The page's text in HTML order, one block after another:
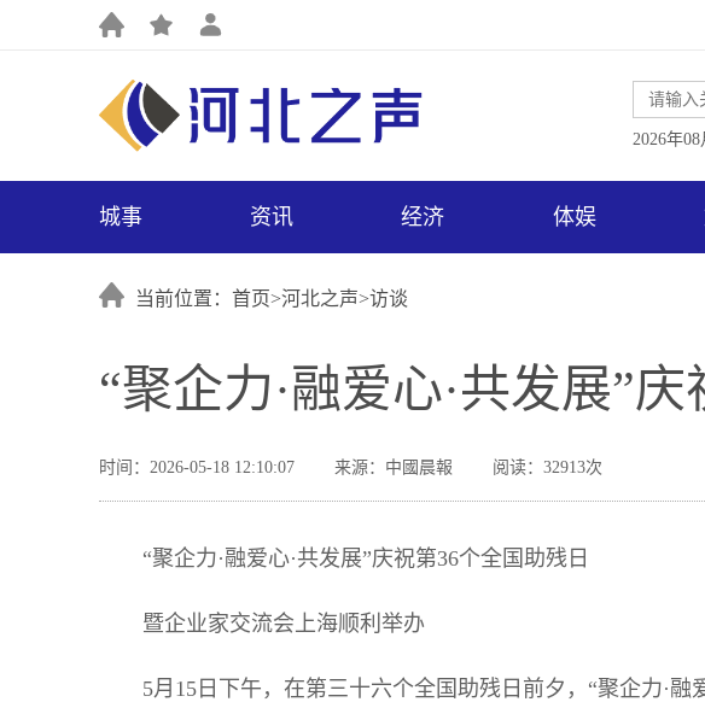
2026年08
城事 资讯 经济 体娱
当前位置：首页>河北之声>访谈
“聚企力·融爱心·共发展”
时间：2026-05-18 12:10:07 来源：中國晨報 阅读：32913次
“聚企力·融爱心·共发展”庆祝第36个全国助残日
暨企业家交流会上海顺利举办
5月15日下午，在第三十六个全国助残日前夕，“聚企力·融